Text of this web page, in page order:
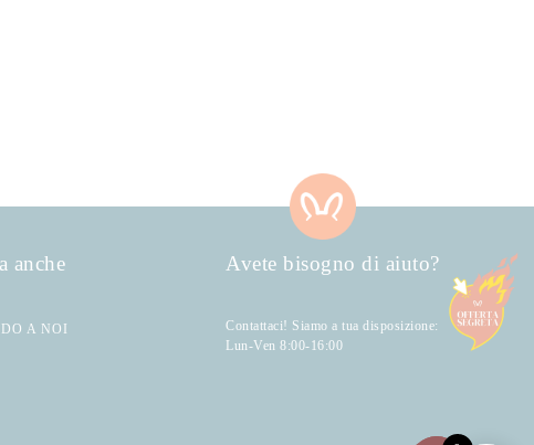
anche
A NOI
Avete bisogno di aiuto?
Contattaci! Siamo a tua disposizione:
Lun-Ven 8:00-16:00